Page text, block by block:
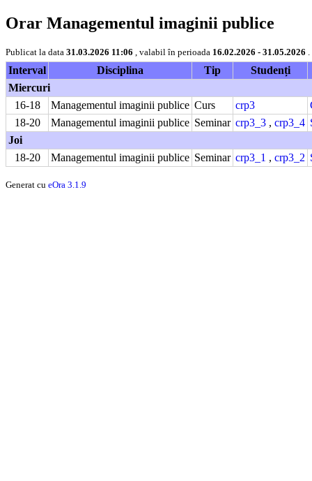
Orar Managementul imaginii publice
Publicat la data 31.03.2026 11:06 , valabil în perioada 16.02.2026 - 31.05.2026
Interval Disciplina Tip
Studenți
Miercuri
16-18
Managementul imaginii publice Curs crp3
18-20
Managementul imaginii publice Seminar crp3_3 , crp3_4
Joi
18-20
Managementul imaginii publice Seminar crp3_1 , crp3_2
Generat cu eOra 3.1.9